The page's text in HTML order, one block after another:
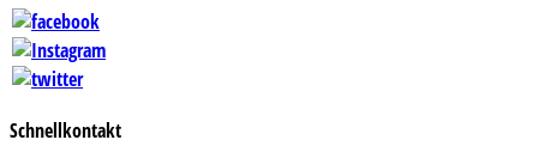
Schnellkontakt